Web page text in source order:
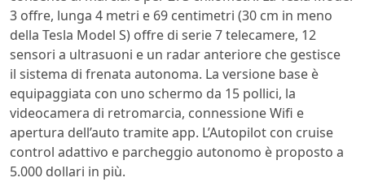
3 offre, lunga 4 metri e 69 centimetri (30 cm in meno
della Tesla Model S) offre di serie 7 telecamere, 12
sensori a ultrasuoni e un radar anteriore che gestisce
il sistema di frenata autonoma. La versione base è
equipaggiata con uno schermo da 15 pollici, la
videocamera di retromarcia, connessione Wifi e
apertura dell’auto tramite app. L’Autopilot con cruise
control adattivo e parcheggio autonomo è proposto a
5.000 dollari in più.